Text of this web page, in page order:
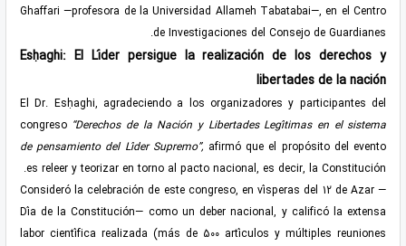
Ghaffari —profesora de la Universidad Allameh Tabatabai—, en el Centro
de Investigaciones del Consejo de Guardianes.
Esḥaghi: El Líder persigue la realización de los derechos y
libertades de la nación
El Dr. Esḥaghi, agradeciendo a los organizadores y participantes del
congreso “Derechos de la Nación y Libertades Legítimas en el sistema
de pensamiento del Líder Supremo”, afirmó que el propósito del evento
es releer y teorizar en torno al pacto nacional, es decir, la Constitución.
Consideró la celebración de este congreso, en vísperas del 12 de Azar —
Día de la Constitución— como un deber nacional, y calificó la extensa
labor científica realizada (más de 500 artículos y múltiples reuniones